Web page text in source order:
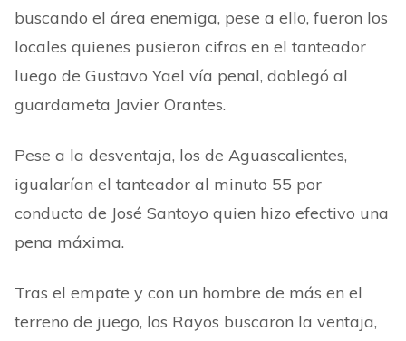
buscando el área enemiga, pese a ello, fueron los
locales quienes pusieron cifras en el tanteador
luego de Gustavo Yael vía penal, doblegó al
guardameta Javier Orantes.
Pese a la desventaja, los de Aguascalientes,
igualarían el tanteador al minuto 55 por
conducto de José Santoyo quien hizo efectivo una
pena máxima.
Tras el empate y con un hombre de más en el
terreno de juego, los Rayos buscaron la ventaja,